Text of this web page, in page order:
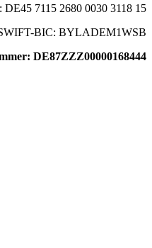
7115 2680 0030 3118 15
BIC: BYLADEM1WSB
DE87ZZZ00000168444